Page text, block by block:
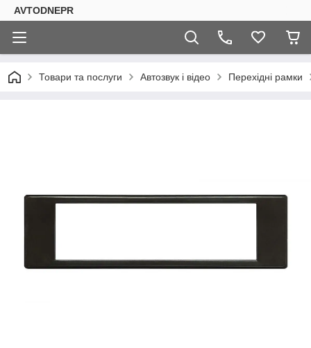
AVTODNEPR
Товари та послуги Автозвук і відео Перехідні рамки